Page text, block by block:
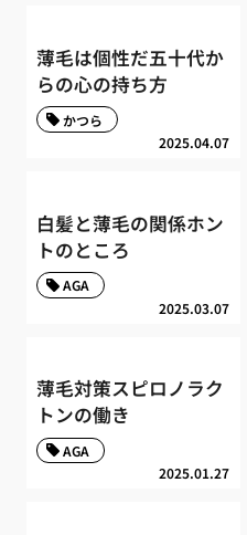
薄毛は個性だ五十代か
らの心の持ち方
2025.04.07
かつら
白髪と薄毛の関係ホン
トのところ
2025.03.07
AGA
薄毛対策スピロノラク
トンの働き
2025.01.27
AGA